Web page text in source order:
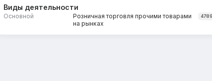
Виды деятельности
Основной
Розничная торговля прочими товарами
на рынках